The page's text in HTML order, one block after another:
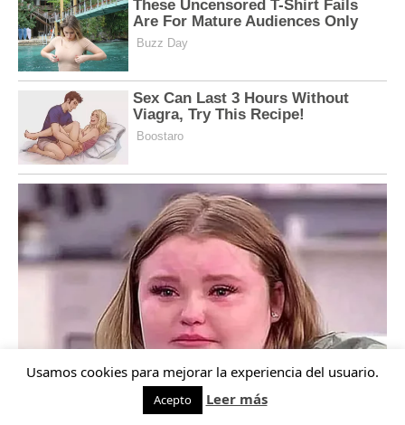
Usamos cookies para mejorar la experiencia del usuario.
Acepto Leer más